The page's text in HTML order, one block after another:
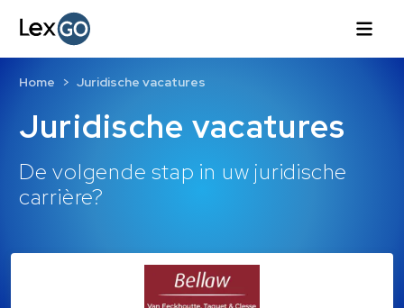
Juridische vacatures
De volgende stap in uw juridische
carrière?
Home Juridische vacatures